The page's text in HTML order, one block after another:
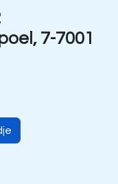
7-7001